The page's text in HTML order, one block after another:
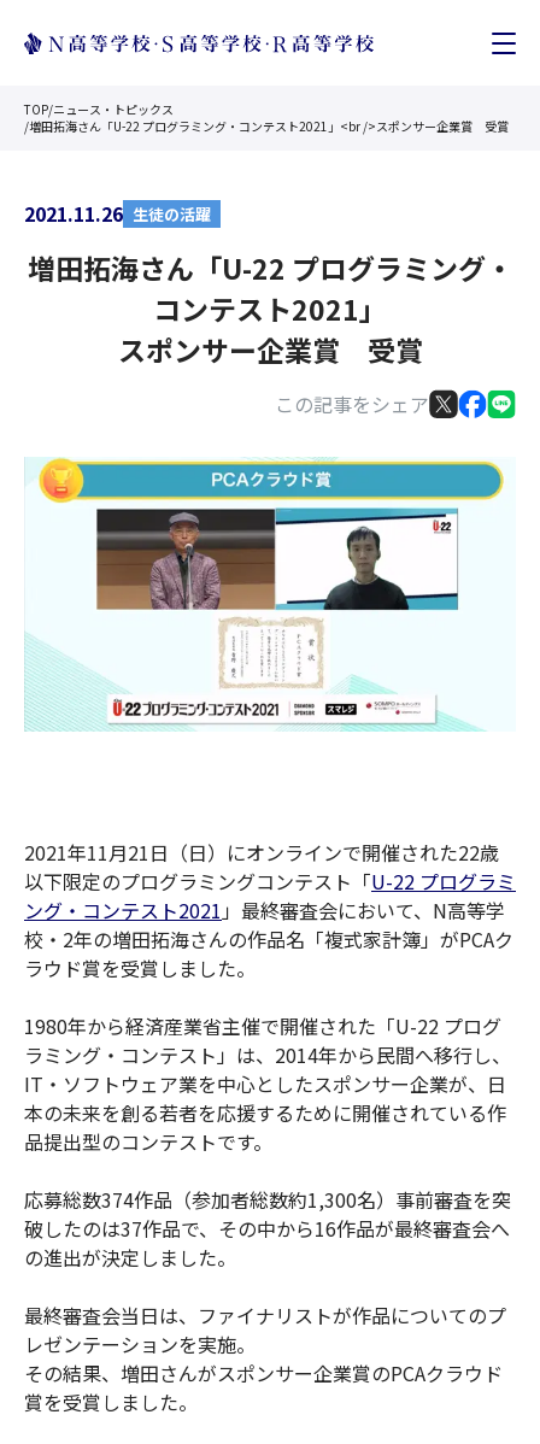
TOP/ニュース・トピックス
/増田拓海さん「U-22 プログラミング・コンテスト2021」<br />スポンサー企業賞 受賞
2021.11.26 生徒の活躍
この記事をシェア
増田拓海さん「U-22 プログラミング・
コンテスト2021」
スポンサー企業賞 受賞
2021年11月21日（日）にオンラインで開催された22歳
以下限定のプログラミングコンテスト「U-22 プログラミ
ング・コンテスト2021」最終審査会において、N高等学
校・2年の増田拓海さんの作品名「複式家計簿」がPCAク
ラウド賞を受賞しました。
1980年から経済産業省主催で開催された「U-22 プログ
ラミング・コンテスト」は、2014年から民間へ移行し、
IT・ソフトウェア業を中心としたスポンサー企業が、日
本の未来を創る若者を応援するために開催されている作
品提出型のコンテストです。
応募総数374作品（参加者総数約1,300名）事前審査を突
破したのは37作品で、その中から16作品が最終審査会へ
の進出が決定しました。
最終審査会当日は、ファイナリストが作品についてのプ
レゼンテーションを実施。
その結果、増田さんがスポンサー企業賞のPCAクラウド
賞を受賞しました。